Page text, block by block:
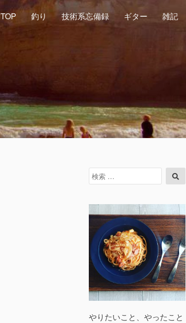
TOP 釣り 技術系忘備録 ギター 雑記
検
索
索
やりたいこと、やったこと